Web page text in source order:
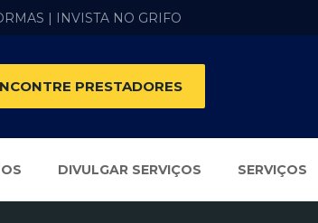
| INVISTA NO GRIFO
PRESTADORES
DIVULGAR SERVIÇOS SERVIÇOS